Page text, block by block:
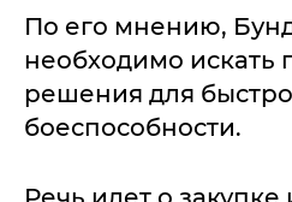
По его мнению,
необходимо искать
решения для
боеспособности.